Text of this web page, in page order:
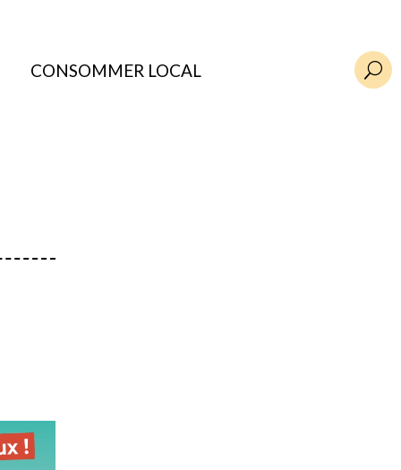
CONSOMMER LOCAL U